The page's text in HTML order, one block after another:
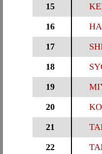
15
16
17
18
19
20
21
22